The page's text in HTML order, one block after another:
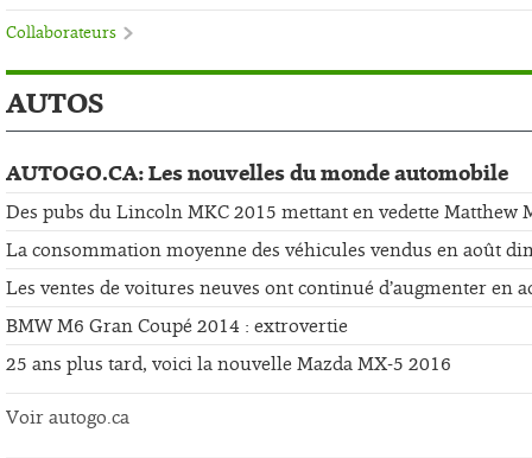
Collaborateurs
AUTOS
AUTOGO.CA: Les nouvelles du monde automobile
Des pubs du Lincoln MKC 2015 mettant en vedette Matthew
La consommation moyenne des véhicules vendus en août
Les ventes de voitures neuves ont continué d’augmenter en
BMW M6 Gran Coupé 2014 : extrovertie
25 ans plus tard, voici la nouvelle Mazda MX-5 2016
Voir autogo.ca